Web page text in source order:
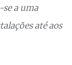
a uma
até aos